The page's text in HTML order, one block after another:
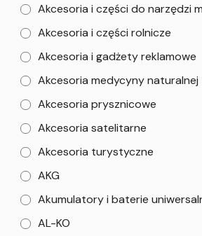
Akcesoria i części do narzędzi
Akcesoria i części rolnicze
Akcesoria i gadżety reklamowe
Akcesoria medycyny naturalnej
Akcesoria prysznicowe
Akcesoria satelitarne
Akcesoria turystyczne
AKG
Akumulatory i baterie
AL-KO